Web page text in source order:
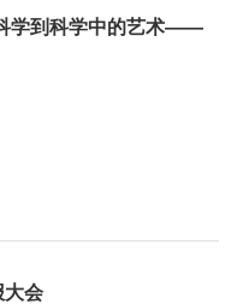
学到科学中的艺术——
大会